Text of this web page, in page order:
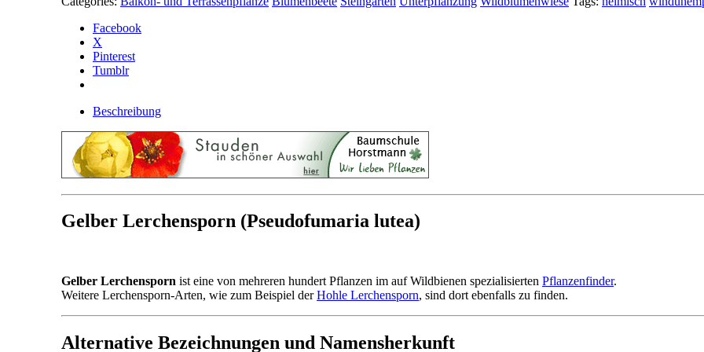
Facebook
X
Pinterest
Tumblr
Beschreibung
Gelber Lerchensporn (Pseudofumaria lutea)
Gelber Lerchensporn ist eine von mehreren hundert Pflanzen im auf Wildbienen spezialisierten Pflanzenfinder.
Weitere Lerchensporn-Arten, wie zum Beispiel derHohle Lerchensporn, sind dort ebenfalls zu finden.
Alternative Bezeichnungen und Namensherkunft